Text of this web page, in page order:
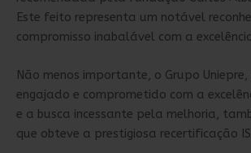
Este feito representa um notável
compromisso inabalável com a
Não menos importante, o Grupo
engajado e comprometido com a
e a busca incessante pela melhoria,
que obteve a prestigiosa recertificação